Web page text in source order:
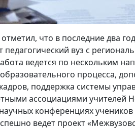
что в последние два
педагогический вуз с
ведется по нескольким
процесса,
поддержка системы
ассоциациями учителей
конференциях
ведет проект